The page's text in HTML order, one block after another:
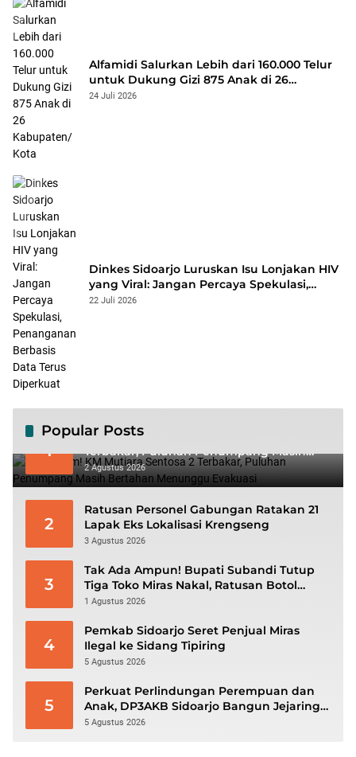
Alfamidi Salurkan Lebih dari 160.000 Telur
untuk Dukung Gizi 875 Anak di 26
Kabupaten/Kota
24 Juli 2026
Dinkes Sidoarjo Luruskan Isu Lonjakan HIV
yang Viral: Jangan Percaya Spekulasi,
Penanganan Berbasis Data Terus
22 Juli 2026
Popular Posts
1
Mencekam! KM Mutiara Sentosa 2
Terbakar, Puluhan Penumpang Masih
Bertahan Menunggu Evakuasi
2 Agustus 2026
2
Ratusan Personel Gabungan Ratakan 21
Lapak Eks Lokalisasi Krengseng
3 Agustus 2026
3
Tak Ada Ampun! Bupati Subandi Tutup
Tiga Toko Miras Nakal, Ratusan Botol
Disita
1 Agustus 2026
4
Pemkab Sidoarjo Seret Penjual Miras
Ilegal ke Sidang Tipiring
5 Agustus 2026
5
Perkuat Perlindungan Perempuan dan
Anak, DP3AKB Sidoarjo Bangun Jejaring
hingga Tingkat Desa
5 Agustus 2026